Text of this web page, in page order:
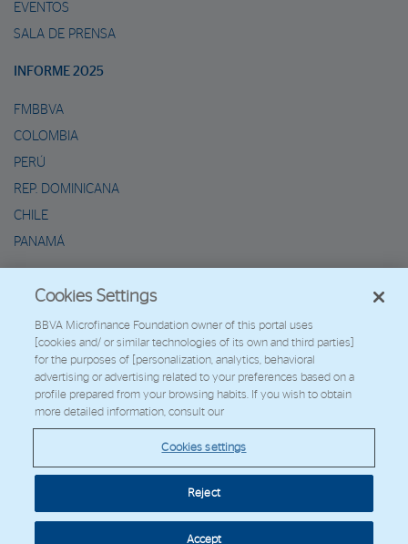
EVENTOS
SALA DE PRENSA
INFORME 2025
FMBBVA
COLOMBIA
PERÚ
REP. DOMINICANA
CHILE
PANAMÁ
2026 - Fundación Microfinanzas BBVA
Trabaja con nosotros
© Copyright 2026 - FMBBVA.
Cookies settings
Cookies Settings
BBVA Microfinance Foundation owner of this portal uses
[cookies and/ or similar technologies of its own and third parties]
for the purposes of [personalization, analytics, behavioral
advertising or advertising related to your preferences based on a
profile prepared from your browsing habits. If you wish to obtain
more detailed information, consult our
Cookies settings
Reject
Accept